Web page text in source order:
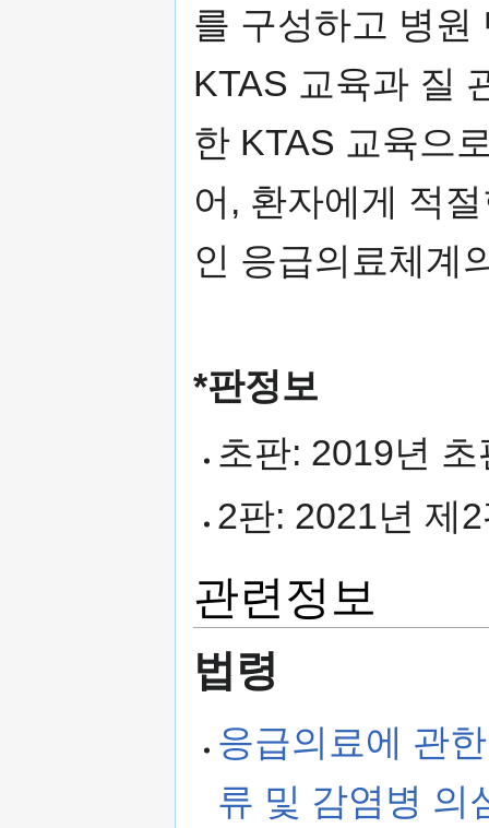
를 구성하고 병원
KTAS 교육과 질
한 KTAS 교육으
어, 환자에게 적
인 응급의료체계
*판정보
초판: 2019년
2판: 2021년 제
관련정보
법령
응급의료에 관
류 및 감염병 의